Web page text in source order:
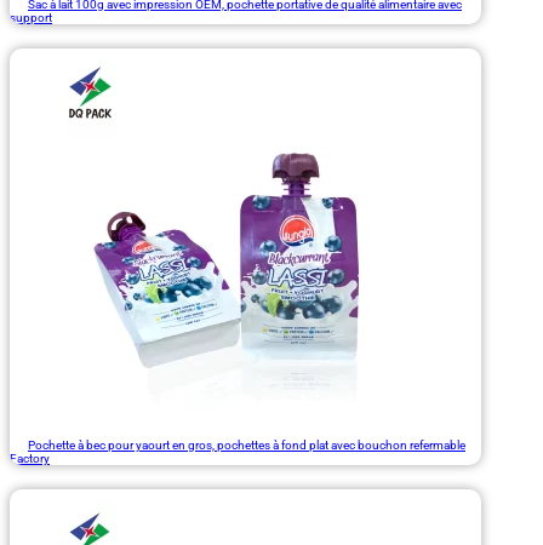
Sac à lait 100g avec impression OEM, pochette portative de qualité alimentaire avec
support
Pochette à bec pour yaourt en gros, pochettes à fond plat avec bouchon refermable
Factory